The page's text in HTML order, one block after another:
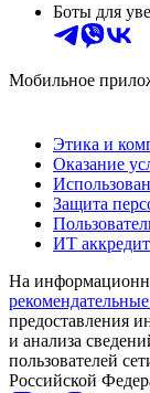
Боты для
Мобильное
Этика и
Оказание
Защита
ИТ
На
предоставления
и анализа
пользователей
Российской